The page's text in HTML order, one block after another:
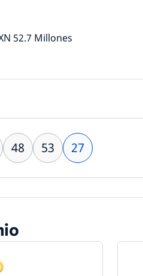
52.7 Millones
48 53 27